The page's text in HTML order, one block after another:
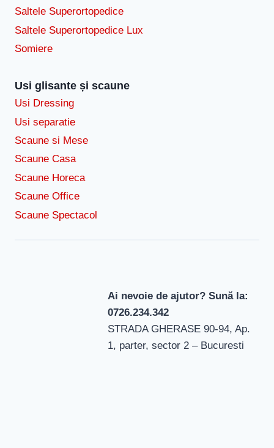
Saltele Superortopedice
Saltele Superortopedice Lux
Somiere
Usi glisante și scaune
Usi Dressing
Usi separatie
Scaune si Mese
Scaune Casa
Scaune Horeca
Scaune Office
Scaune Spectacol
Ai nevoie de ajutor? Sună la:
0726.234.342
STRADA GHERASE 90-94, Ap.
1, parter, sector 2 – Bucuresti